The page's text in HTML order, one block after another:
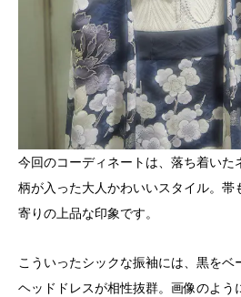
今回のコーディネートは、落ち着いた
柄が入った大人かわいいスタイル。帯
寄りの上品な印象です。
こういったシックな振袖には、黒を
ヘッドドレスが相性抜群。画像のよう